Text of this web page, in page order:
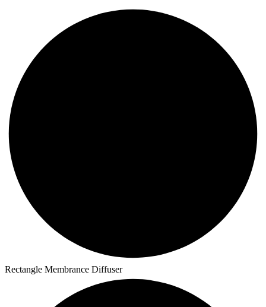
Rectangle Membrance Diffuser